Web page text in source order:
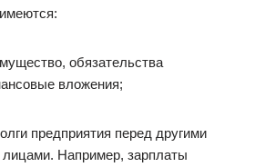
обязательства
вложения;
предприятия перед другими
лицами. Например, зарплаты